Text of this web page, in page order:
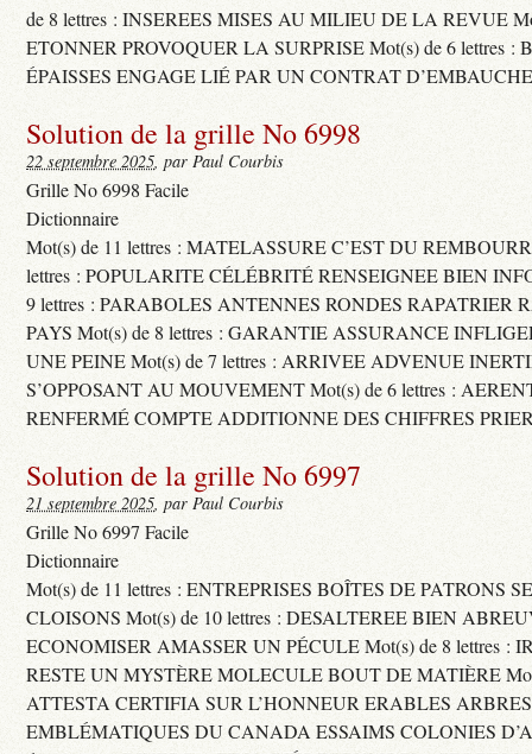
de 8 lettres : INSEREES MISES AU MILIEU DE LA REVUE
ETONNER PROVOQUER LA SURPRISE Mot(s) de 6 lettres :
ÉPAISSES ENGAGE LIÉ PAR UN CONTRAT
Solution de la grille No 6998
22 septembre 2025, par Paul Courbis
Grille No 6998 Facile
Dictionnaire
Mot(s) de 11 lettres : MATELASSURE C’EST DU
lettres : POPULARITE CÉLÉBRITÉ RENSEIGNEE BIEN
9 lettres : PARABOLES ANTENNES RONDES RAPATRIER
PAYS Mot(s) de 8 lettres : GARANTIE ASSURANCE
UNE PEINE Mot(s) de 7 lettres : ARRIVEE ADVENUE
S’OPPOSANT AU MOUVEMENT Mot(s) de 6 lettres :
RENFERMÉ COMPTE ADDITIONNE DES CHIFFRES
Solution de la grille No 6997
21 septembre 2025, par Paul Courbis
Grille No 6997 Facile
Dictionnaire
Mot(s) de 11 lettres : ENTREPRISES BOÎTES DE PATRONS
CLOISONS Mot(s) de 10 lettres : DESALTEREE BIEN
ECONOMISER AMASSER UN PÉCULE Mot(s) de 8 lettres :
RESTE UN MYSTÈRE MOLECULE BOUT DE MATIÈRE
ATTESTA CERTIFIA SUR L’HONNEUR ERABLES ARBRES
EMBLÉMATIQUES DU CANADA ESSAIMS COLONIES